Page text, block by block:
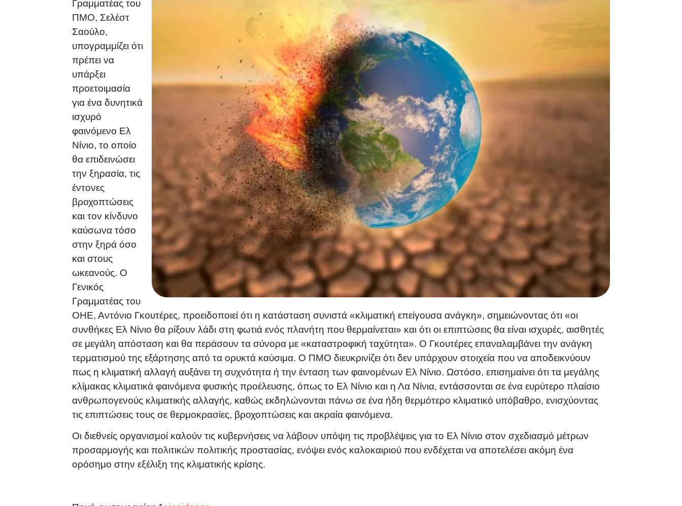
Γραμματέας του
ΠΜΟ, Σελέστ
Σαούλο,
υπογραμμίζει ότι
πρέπει να
υπάρξει
προετοιμασία
για ένα δυνητικά
ισχυρό
φαινόμενο Ελ
Νίνιο, το οποίο
θα επιδεινώσει
την ξηρασία, τις
έντονες
βροχοπτώσεις
και τον κίνδυνο
καύσωνα τόσο
στην ξηρά όσο
και στους
ωκεανούς. Ο
Γενικός
Γραμματέας του
ΟΗΕ, Αντόνιο Γκουτέρες, προειδοποιεί ότι η κατάσταση συνιστά «κλιματική επείγουσα ανάγκη», σημειώνοντας ότι «οι
συνθήκες Ελ Νίνιο θα ρίξουν λάδι στη φωτιά ενός πλανήτη που θερμαίνεται» και ότι οι επιπτώσεις θα είναι ισχυρές, αισθητές
σε μεγάλη απόσταση και θα περάσουν τα σύνορα με «καταστροφική ταχύτητα». Ο Γκουτέρες επαναλαμβάνει την ανάγκη
τερματισμού της εξάρτησης από τα ορυκτά καύσιμα. Ο ΠΜΟ διευκρινίζει ότι δεν υπάρχουν στοιχεία που να αποδεικνύουν
πως η κλιματική αλλαγή αυξάνει τη συχνότητα ή την ένταση των φαινομένων Ελ Νίνιο. Ωστόσο, επισημαίνει ότι τα μεγάλης
κλίμακας κλιματικά φαινόμενα φυσικής προέλευσης, όπως το Ελ Νίνιο και η Λα Νίνια, εντάσσονται σε ένα ευρύτερο πλαίσιο
ανθρωπογενούς κλιματικής αλλαγής, καθώς εκδηλώνονται πάνω σε ένα ήδη θερμότερο κλιματικό υπόβαθρο, ενισχύοντας
τις επιπτώσεις τους σε θερμοκρασίες, βροχοπτώσεις και ακραία φαινόμενα.
Οι διεθνείς οργανισμοί καλούν τις κυβερνήσεις να λάβουν υπόψη τις προβλέψεις για το Ελ Νίνιο στον σχεδιασμό μέτρων
προσαρμογής και πολιτικών πολιτικής προστασίας, ενόψει ενός καλοκαιριού που ενδέχεται να αποτελέσει ακόμη ένα
ορόσημο στην εξέλιξη της κλιματικής κρίσης.